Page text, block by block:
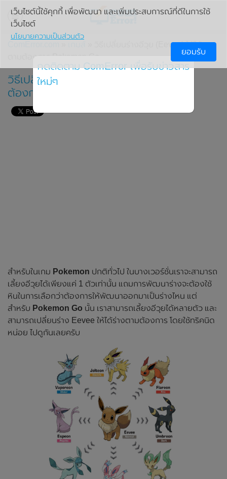
» วิธีเปลี่ยนร่างอีวุย (Eevee) ให้ได้ธาตุ
วิธีเปลี่ยนร่างอีวุย (Eevee) ให้ได้ธาตุตาม
ต้องการ Pokemon Go
สำหรับในเกม Pokemon ปกติทั่วไป ในบางเวอร์ชั่นเราจะสามารถ
เลี้ยงอีวุยได้เพียงแค่ 1 ตัวเท่านั้น แถมการพัฒนาร่างจะต้องใช้
หินในการเลือกว่าต้องการให้พัฒนาออกมาเป็นร่างไหน แต่
สำหรับ Pokemon Go นั้น เราสามารถเลี้ยงอีวุยได้หลายตัว และ
สามารถเปลี่ยนร่าง Eevee ให้ได้ร่างตามต้องการ โดยใช้ทริคนิด
หน่อย ไปดูกันเลยครับ
เว็บไซต์นี้ใช้คุกกี้ เพื่อพัฒนา และเพิ่มประสบการณ์ที่ดีในการใช้
เว็บไซต์
นโยบายความเป็นส่วนตัว
ยอมรับ
กดติดตาม ComError เพื่อรับข่าวสาร
ใหม่ๆ